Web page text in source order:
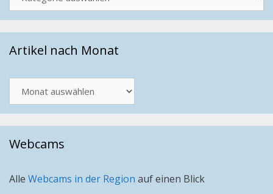
Artikel nach Monat
nach
Monat
Webcams
Alle Webcams in der Region auf einen Blick